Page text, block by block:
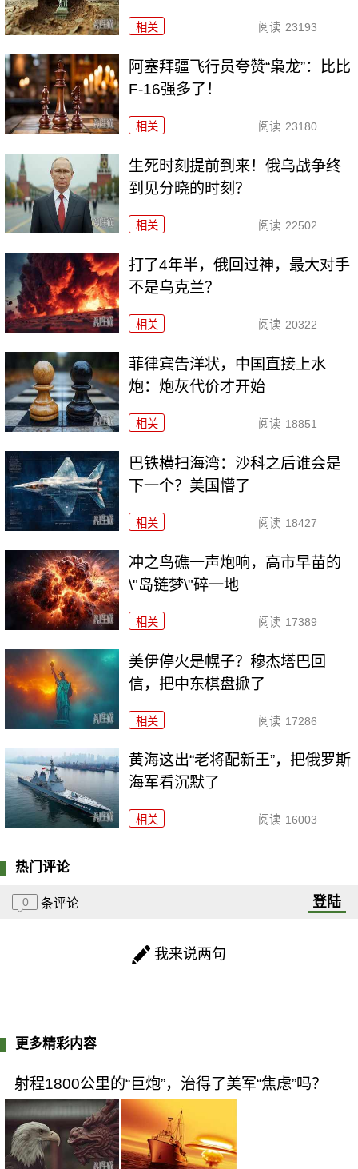
相关 阅读 23193
阿塞拜疆飞行员夸赞“枭龙”：比比
F-16强多了！
相关 阅读 23180
生死时刻提前到来！俄乌战争终
到见分晓的时刻？
相关 阅读 22502
打了4年半，俄回过神，最大对手
不是乌克兰？
相关 阅读 20322
菲律宾告洋状，中国直接上水
炮：炮灰代价才开始
相关 阅读 18851
巴铁横扫海湾：沙科之后谁会是
下一个？美国懵了
相关 阅读 18427
冲之鸟礁一声炮响，高市早苗的
\"岛链梦\"碎一地
相关 阅读 17389
美伊停火是幌子？穆杰塔巴回
信，把中东棋盘掀了
相关 阅读 17286
黄海这出“老将配新王”，把俄罗斯
海军看沉默了
相关 阅读 16003
热门评论
0 条评论 登陆
我来说两句
更多精彩内容
射程1800公里的“巨炮”，治得了美军“焦虑”吗？